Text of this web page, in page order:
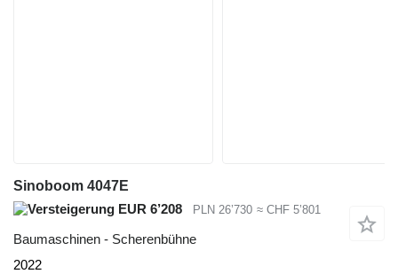
Sinoboom 4047E
EUR 6’208
PLN 26’730 ≈ CHF 5’801
Baumaschinen - Scherenbühne
2022